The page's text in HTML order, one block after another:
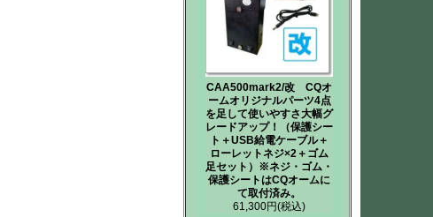
CAA500mark2/改 CQオ
ームオリジナルパーツ4点
を足して使いやすさ大幅グ
レードアップ！（保護シー
ト＋USB給電ケーブル＋
ローレットネジ×2＋ゴム
足セット）※ネジ・ゴム・
保護シートはCQオームに
て取付済み。
61,300円(税込)